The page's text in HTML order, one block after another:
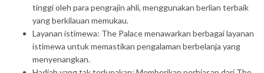
tinggi oleh para pengrajin ahli, menggunakan berlian terbaik
yang berkilauan memukau.
Layanan istimewa: The Palace menawarkan berbagai layanan
istimewa untuk memastikan pengalaman berbelanja yang
menyenangkan.